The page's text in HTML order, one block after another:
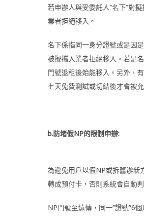
若申辦人與受委託人”名下”對
業者拒絕移入。
名下係指同一身分證號或是因
被擬攜入業者拒絕移入。若是
門號退租後始能移入。另外，
七天免費測試或切結後才會被
b.防堵假NP的限制申辦:
為避免用戶以假NP或拆舊辦新
轉成預付卡，否則系統會自動
NP門號至遠傳，同一”證號”6